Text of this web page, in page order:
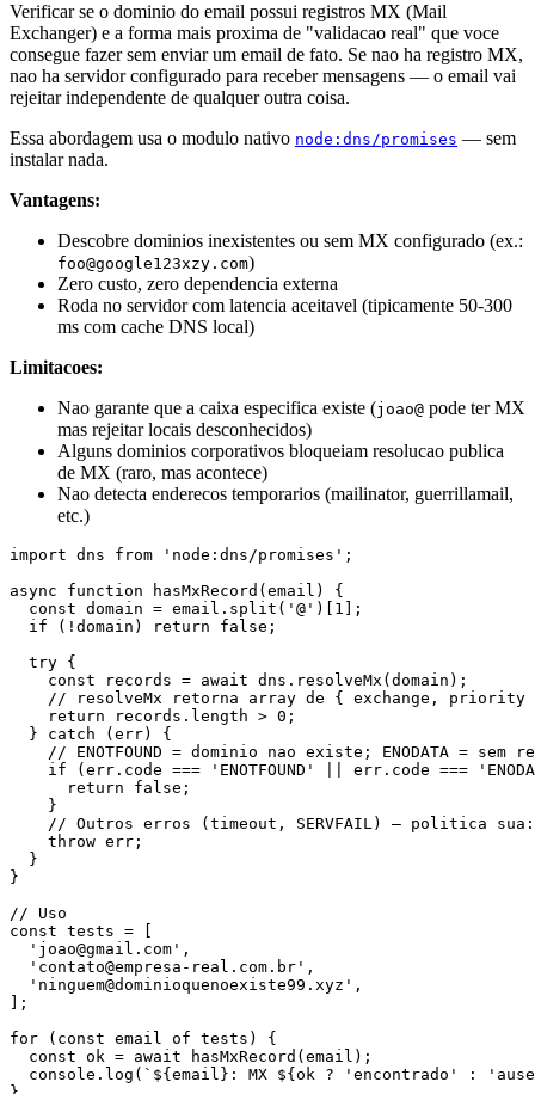
Verificar se o dominio do email possui registros MX (Mail
Exchanger) e a forma mais proxima de "validacao real" que voce
consegue fazer sem enviar um email de fato. Se nao ha registro MX,
nao ha servidor configurado para receber mensagens — o email vai
rejeitar independente de qualquer outra coisa.
Essa abordagem usa o modulo nativo node:dns/promises — sem
instalar nada.
Vantagens:
Descobre dominios inexistentes ou sem MX configurado (ex.:
foo@google123xzy.com)
Zero custo, zero dependencia externa
Roda no servidor com latencia aceitavel (tipicamente 50-300
ms com cache DNS local)
Limitacoes:
Nao garante que a caixa especifica existe (joao@ pode ter MX
mas rejeitar locais desconhecidos)
Alguns dominios corporativos bloqueiam resolucao publica
de MX (raro, mas acontece)
Nao detecta enderecos temporarios (mailinator, guerrillamail,
etc.)
import dns from 'node:dns/promises';
async function hasMxRecord(email) {
  const domain = email.split('@')[1];
  if (!domain) return false;
  try {
    const records = await dns.resolveMx(domain);
// resolveMx retorna array de { exchange, priority
    return records.length > 0;
  } catch (err) {
// ENOTFOUND = dominio nao existe; ENODATA = sem
if (err.code === 'ENOTFOUND' || err.code ===
      return false;
    }
// Outros erros (timeout, SERVFAIL) — politica
    throw err;
  }
}
// Uso
const tests = [
  'joao@gmail.com',
  'contato@empresa-real.com.br',
  'ninguem@dominioquenoexiste99.xyz',
];
for (const email of tests) {
  const ok = await hasMxRecord(email);
console.log(`${email}: MX ${ok ? 'encontrado' :